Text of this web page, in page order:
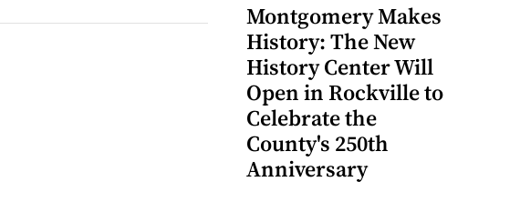
Montgomery Makes
History: The New
History Center Will
Open in Rockville to
Celebrate the
County's 250th
Anniversary